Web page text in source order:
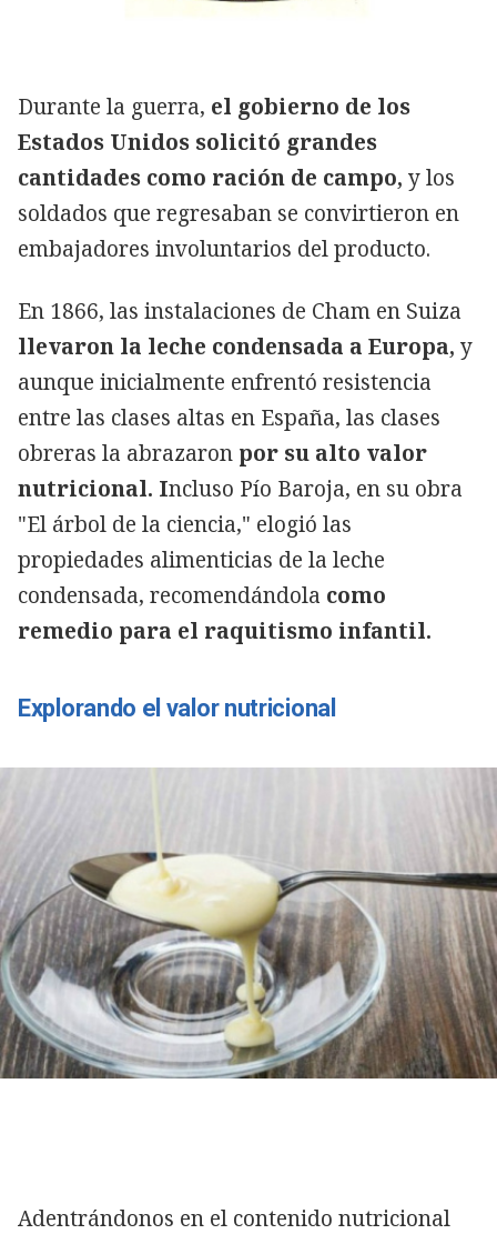
Durante la guerra, el gobierno de los
Estados Unidos solicitó grandes
cantidades como ración de campo, y los
soldados que regresaban se convirtieron en
embajadores involuntarios del producto.
En 1866, las instalaciones de Cham en Suiza
llevaron la leche condensada a Europa, y
aunque inicialmente enfrentó resistencia
entre las clases altas en España, las clases
obreras la abrazaron por su alto valor
nutricional. Incluso Pío Baroja, en su obra
"El árbol de la ciencia," elogió las
propiedades alimenticias de la leche
condensada, recomendándola como
remedio para el raquitismo infantil.
Explorando el valor nutriciona
Adentrándonos en el contenido nutricional